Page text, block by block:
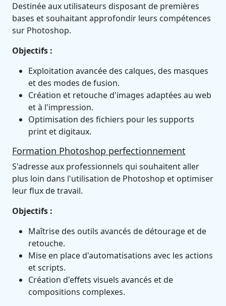
Destinée aux utilisateurs disposant de premières
bases et souhaitant approfondir leurs compétences
sur Photoshop.
Objectifs :
Exploitation avancée des calques, des masques
et des modes de fusion.
Création et retouche d'images adaptées au web
et à l'impression.
Optimisation des fichiers pour les supports
print et digitaux.
Formation Photoshop perfectionnement
S'adresse aux professionnels qui souhaitent aller
plus loin dans l'utilisation de Photoshop et optimiser
leur flux de travail.
Objectifs :
Maîtrise des outils avancés de détourage et de
retouche.
Mise en place d'automatisations avec les actions
et scripts.
Création d'effets visuels avancés et de
compositions complexes.